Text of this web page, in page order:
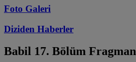
Foto Galeri
Diziden Haberler
Babil 17. Bölüm Fragman